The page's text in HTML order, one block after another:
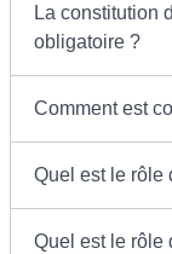
La constitution
obligatoire ?
Comment est
Quel est le rôle
Quel est le rôle